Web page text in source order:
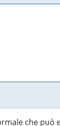
che può